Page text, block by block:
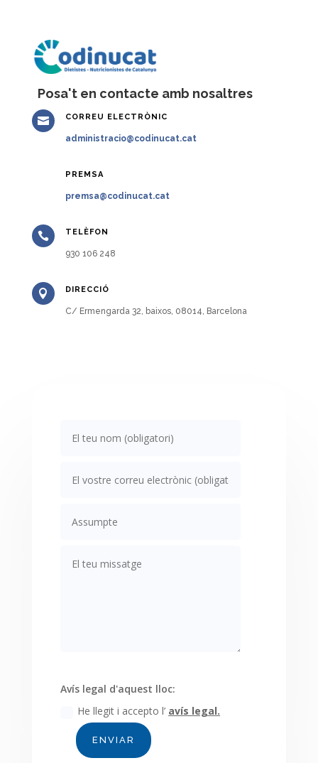
Posa't en contacte amb nosaltres
 CORREU ELECTRÒNIC
administracio@codinucat.cat
PREMSA
premsa@codinucat.cat
 TELÈFON
930 106 248
 DIRECCIÓ
C/ Ermengarda 32, baixos, 08014, Barcelona
Avís legal d'aquest lloc:
He llegit i accepto l’ avís legal.
ENVIAR